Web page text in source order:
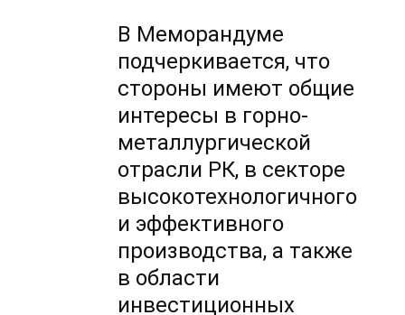
В Меморандуме
подчеркивается, что
стороны имеют общие
интересы в горно-
металлургической
отрасли РК, в секторе
высокотехнологичного
и эффективного
производства, а также
в области
инвестиционных